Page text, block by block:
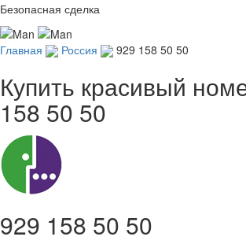
Безопасная сделка
Главная Россия 929 158 50 50
Купить красивый
158 50 50
929 158 50 50